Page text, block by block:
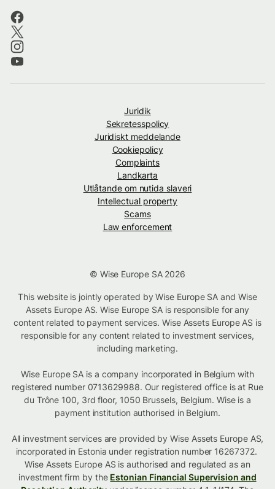
Juridik
Sekretesspolicy
Juridiskt meddelande
Cookiepolicy
Complaints
Landkarta
Utlåtande om nutida slaveri
Intellectual property
Scams
Law enforcement
© Wise Europe SA 2026
This website is jointly operated by Wise Europe SA and Wise
Assets Europe AS. Wise Europe SA is responsible for any
content related to payment services. Wise Assets Europe AS is
responsible for any content related to investment services,
including marketing.
Wise Europe SA is a company incorporated in Belgium with
registered number 0713629988. Our registered office is at Rue
du Trône 100, 3rd floor, 1050 Brussels, Belgium. Wise is a
payment institution authorised in Belgium.
All investment services are provided by Wise Assets Europe AS,
incorporated in Estonia under registration number 16267372.
Wise Assets Europe AS is authorised and regulated as an
investment firm by the Estonian Financial Supervision and